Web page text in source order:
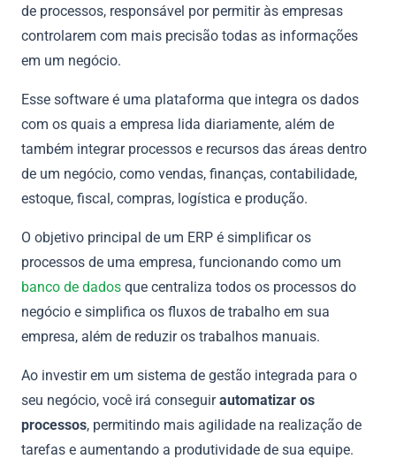
de processos, responsável por permitir às empresas
controlarem com mais precisão todas as informações
em um negócio.
Esse software é uma plataforma que integra os dados
com os quais a empresa lida diariamente, além de
também integrar processos e recursos das áreas dentro
de um negócio, como vendas, finanças, contabilidade,
estoque, fiscal, compras, logística e produção.
O objetivo principal de um ERP é simplificar os
processos de uma empresa, funcionando como um
banco de dados que centraliza todos os processos do
negócio e simplifica os fluxos de trabalho em sua
empresa, além de reduzir os trabalhos manuais.
Ao investir em um sistema de gestão integrada para o
seu negócio, você irá conseguirautomatizar os
processos, permitindo mais agilidade na realização de
tarefas e aumentando a produtividade de sua equipe.